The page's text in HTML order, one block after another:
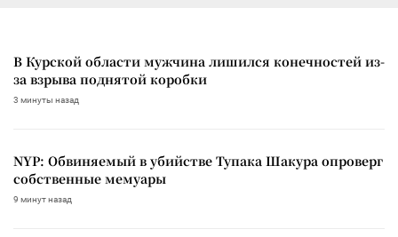
В Курской области мужчина лишился конечностей из-
за взрыва поднятой коробки
3 минуты назад
NYP: Обвиняемый в убийстве Тупака Шакура опроверг
собственные мемуары
9 минут назад